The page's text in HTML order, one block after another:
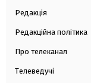
Редакція
Редакційна політика
Про телеканал
Телеведучі